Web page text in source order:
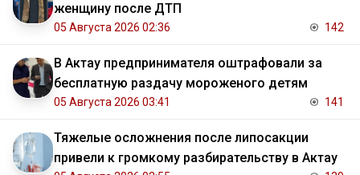
женщину после ДТП
05 Августа 2026 02:36 142
В Актау предпринимателя оштрафовали за
бесплатную раздачу мороженого детям
05 Августа 2026 03:41 141
Тяжелые осложнения после липосакции
привели к громкому разбирательству в Актау